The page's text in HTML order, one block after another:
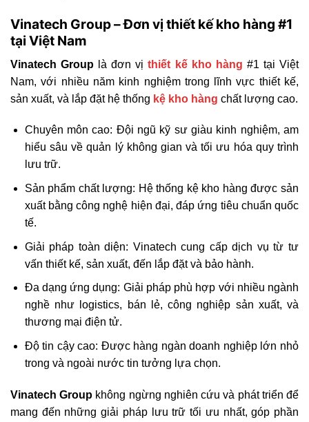
Vinatech Group – Đơn vị thiết kế kho hàng #1
tại Việt Nam
Vinatech Group là đơn vịthiết kế kho hàng #1 tại Việt
Nam, với nhiều năm kinh nghiệm trong lĩnh vực thiết kế,
sản xuất, và lắp đặt hệ thống kệ kho hàng chất lượng cao.
Chuyên môn cao: Đội ngũ kỹ sư giàu kinh nghiệm, am
hiểu sâu về quản lý không gian và tối ưu hóa quy trình
lưu trữ.
Sản phẩm chất lượng: Hệ thống kệ kho hàng được sản
xuất bằng công nghệ hiện đại, đáp ứng tiêu chuẩn quốc
tế.
Giải pháp toàn diện: Vinatech cung cấp dịch vụ từ tư
vấn thiết kế, sản xuất, đến lắp đặt và bảo hành.
Đa dạng ứng dụng: Giải pháp phù hợp với nhiều ngành
nghề như logistics, bán lẻ, công nghiệp sản xuất, và
thương mại điện tử.
Độ tin cậy cao: Được hàng ngàn doanh nghiệp lớn nhỏ
trong và ngoài nước tin tưởng lựa chọn.
Vinatech Group không ngừng nghiên cứu và phát triển để
mang đến những giải pháp lưu trữ tối ưu nhất, góp phần